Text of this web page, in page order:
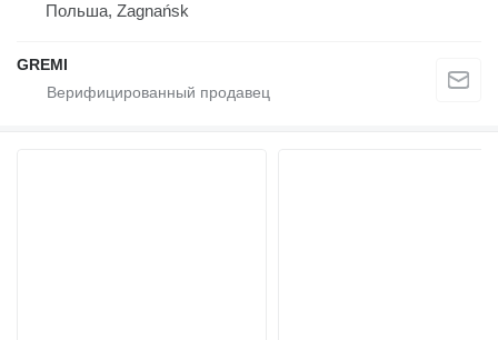
Польша, Zagnańsk
GREMI